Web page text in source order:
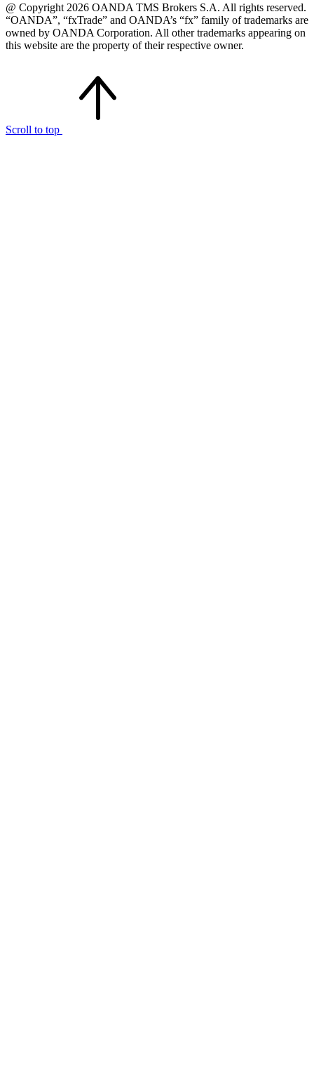
@ Copyright 2026 OANDA TMS Brokers S.A. All rights reserved.
“OANDA”, “fxTrade” and OANDA’s “fx” family of trademarks are
owned by OANDA Corporation. All other trademarks appearing on
this website are the property of their respective owner.
Scroll to top